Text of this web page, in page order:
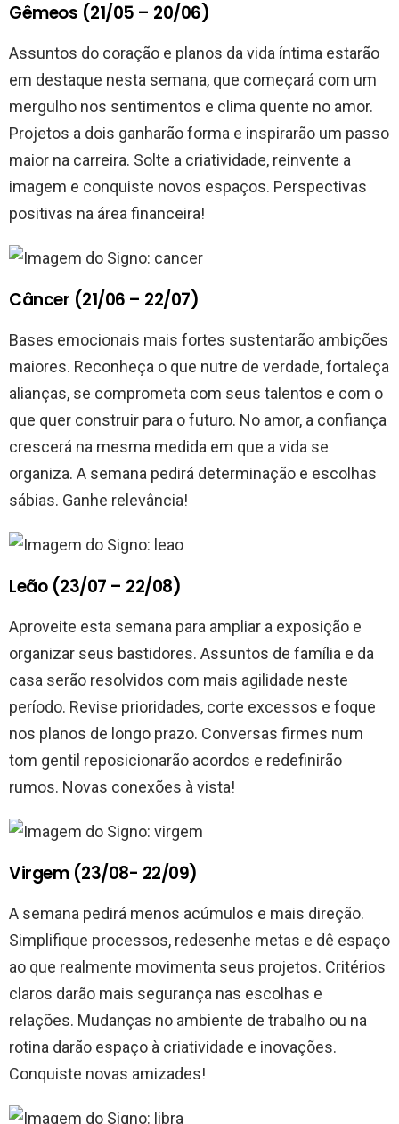
Gêmeos (21/05 – 20/06)
Assuntos do coração e planos da vida íntima estarão
em destaque nesta semana, que começará com um
mergulho nos sentimentos e clima quente no amor.
Projetos a dois ganharão forma e inspirarão um passo
maior na carreira. Solte a criatividade, reinvente a
imagem e conquiste novos espaços. Perspectivas
positivas na área financeira!
Câncer (21/06 – 22/07)
Bases emocionais mais fortes sustentarão ambições
maiores. Reconheça o que nutre de verdade, fortaleça
alianças, se comprometa com seus talentos e com o
que quer construir para o futuro. No amor, a confiança
crescerá na mesma medida em que a vida se
organiza. A semana pedirá determinação e escolhas
sábias. Ganhe relevância!
Leão (23/07 – 22/08)
Aproveite esta semana para ampliar a exposição e
organizar seus bastidores. Assuntos de família e da
casa serão resolvidos com mais agilidade neste
período. Revise prioridades, corte excessos e foque
nos planos de longo prazo. Conversas firmes num
tom gentil reposicionarão acordos e redefinirão
rumos. Novas conexões à vista!
Virgem (23/08- 22/09)
A semana pedirá menos acúmulos e mais direção.
Simplifique processos, redesenhe metas e dê espaço
ao que realmente movimenta seus projetos. Critérios
claros darão mais segurança nas escolhas e
relações. Mudanças no ambiente de trabalho ou na
rotina darão espaço à criatividade e inovações.
Conquiste novas amizades!